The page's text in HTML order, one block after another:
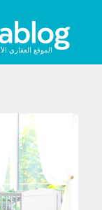
الموقع العقاري